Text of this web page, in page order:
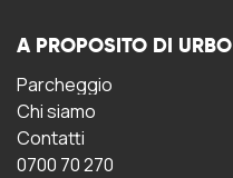
A PROPOSITO DI URBO
Parcheggio
Chi siamo
Contatti
0700 70 270